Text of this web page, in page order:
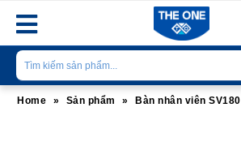
Home » Sản phẩm » Bàn nhân viên SV180